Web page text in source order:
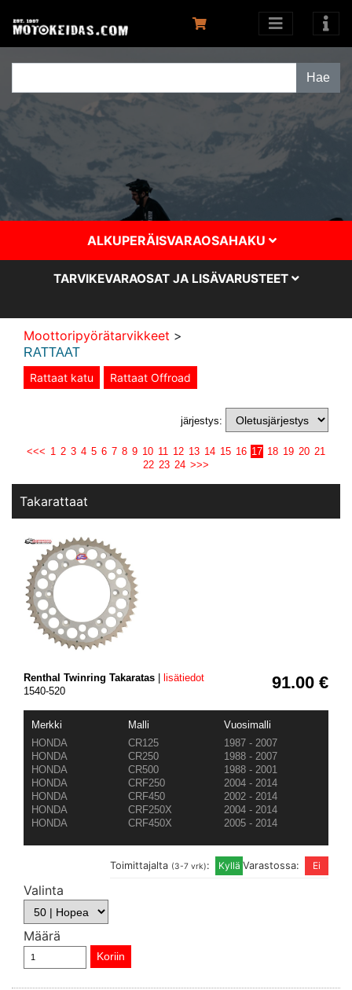
ALKUPERÄISVARAOSAHAKU
TARVIKEVARAOSAT JA LISÄVARUSTEET
Moottoripyörätarvikkeet >
RATTAAT
Rattaat katu
Rattaat Offroad
järjestys:
<<< 1 2 3 4 5 6 7 8 9 10 11 12 13 14 15 16 17 18 19 20 21
22 23 24 >>>
Takarattaat
91.00 €
Renthal Twinring Takaratas
lisätiedot
1540-520
Merkki Malli
Vuosimalli
HONDA
CR125
1987 - 2007
HONDA
CR250
1988 - 2007
HONDA
CR500
1988 - 2001
HONDA
CRF250
2004 - 2014
HONDA
CRF450
2002 - 2014
HONDA
CRF250X
2004 - 2014
HONDA
CRF450X 2005 - 2014
Varastossa:
Toimittajalta (3-7 vrk):
Valinta
Määrä